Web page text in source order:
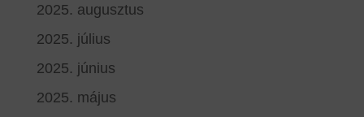
2025. augusztus
2025. július
2025. június
2025. május